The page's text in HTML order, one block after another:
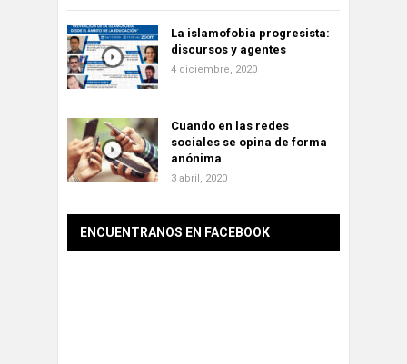
La islamofobia progresista:
discursos y agentes
4 diciembre, 2020
Cuando en las redes
sociales se opina de forma
anónima
3 abril, 2020
ENCUENTRANOS EN FACEBOOK